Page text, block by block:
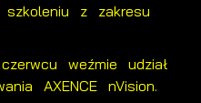
z zakresu
weźmie udział
AXENCE nVision.